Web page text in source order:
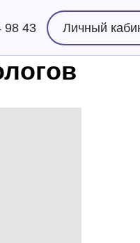
98 43 Личный